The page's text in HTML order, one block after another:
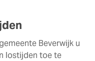
Beverwijk u
lostijden toe te